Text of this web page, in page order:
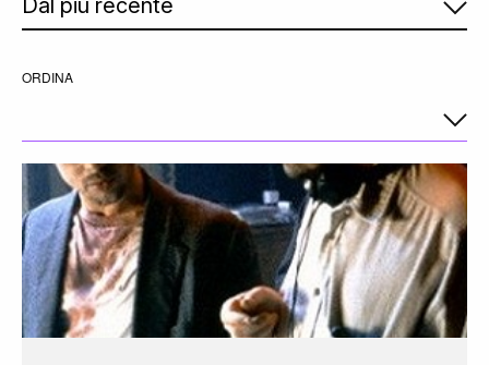
ORDINA